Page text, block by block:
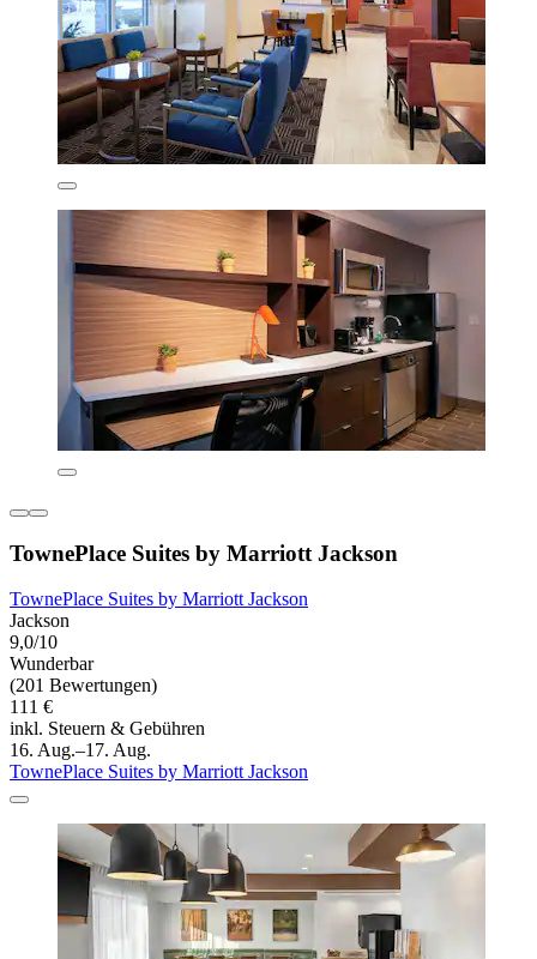
TownePlace Suites by Marriott Jackson
TownePlace Suites by Marriott Jackson
Jackson
9,0/10
Wunderbar
(201 Bewertungen)
111 €
inkl. Steuern & Gebühren
16. Aug.–17. Aug.
TownePlace Suites by Marriott Jackson